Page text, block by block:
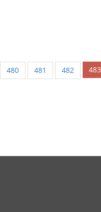
480 481 482 483